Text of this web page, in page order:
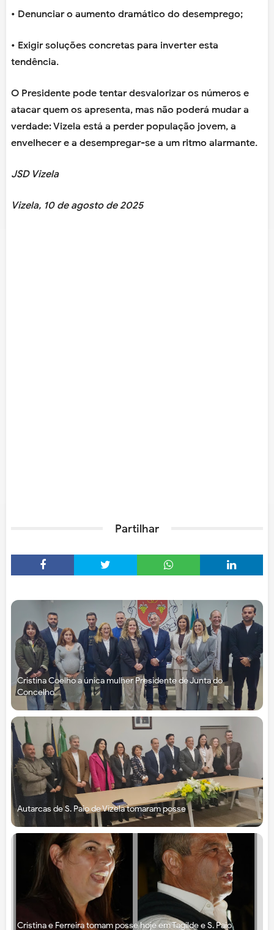
• Denunciar o aumento dramático do desemprego;
• Exigir soluções concretas para inverter esta
tendência.
O Presidente pode tentar desvalorizar os números e
atacar quem os apresenta, mas não poderá mudar a
verdade: Vizela está a perder população jovem, a
envelhecer e a desempregar-se a um ritmo alarmante.
JSD Vizela
Vizela, 10 de agosto de 2025
Partilhar
Cristina Coelho a única mulher Presidente de Junta do
Concelho
Autarcas de S. Paio de Vizela tomaram posse
Cristina e Ferreira tomam posse hoje em Tagilde e S. Paio